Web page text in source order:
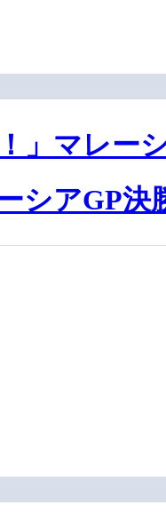
」マレー
シアGP決